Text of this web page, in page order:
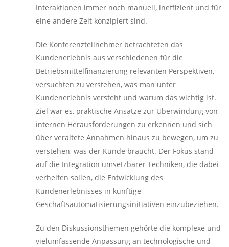
Interaktionen immer noch manuell, ineffizient und für
eine andere Zeit konzipiert sind.
Die Konferenzteilnehmer betrachteten das
Kundenerlebnis aus verschiedenen für die
Betriebsmittelfinanzierung relevanten Perspektiven,
versuchten zu verstehen, was man unter
Kundenerlebnis versteht und warum das wichtig ist.
Ziel war es, praktische Ansätze zur Überwindung von
internen Herausforderungen zu erkennen und sich
über veraltete Annahmen hinaus zu bewegen, um zu
verstehen, was der Kunde braucht. Der Fokus stand
auf die Integration umsetzbarer Techniken, die dabei
verhelfen sollen, die Entwicklung des
Kundenerlebnisses in künftige
Geschäftsautomatisierungsinitiativen einzubeziehen.
Zu den Diskussionsthemen gehörte die komplexe und
vielumfassende Anpassung an technologische und